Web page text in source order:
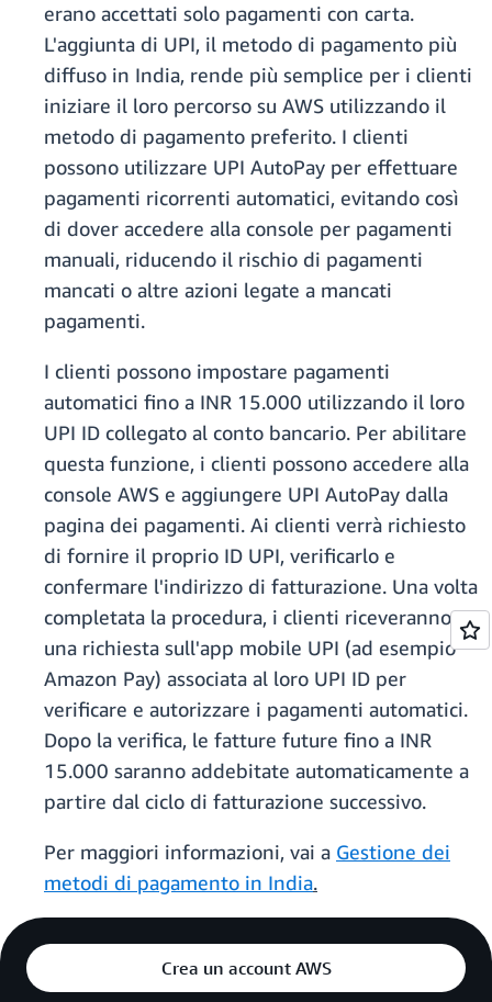
erano accettati solo pagamenti con carta.
L'aggiunta di UPI, il metodo di pagamento più
diffuso in India, rende più semplice per i clienti
iniziare il loro percorso su AWS utilizzando il
metodo di pagamento preferito. I clienti
possono utilizzare UPI AutoPay per effettuare
pagamenti ricorrenti automatici, evitando così
di dover accedere alla console per pagamenti
manuali, riducendo il rischio di pagamenti
mancati o altre azioni legate a mancati
pagamenti.
I clienti possono impostare pagamenti
automatici fino a INR 15.000 utilizzando il loro
UPI ID collegato al conto bancario. Per abilitare
questa funzione, i clienti possono accedere alla
console AWS e aggiungere UPI AutoPay dalla
pagina dei pagamenti. Ai clienti verrà richiesto
di fornire il proprio ID UPI, verificarlo e
confermare l'indirizzo di fatturazione. Una volta
completata la procedura, i clienti riceveranno
una richiesta sull'app mobile UPI (ad esempio
Amazon Pay) associata al loro UPI ID per
verificare e autorizzare i pagamenti automatici.
Dopo la verifica, le fatture future fino a INR
15.000 saranno addebitate automaticamente a
partire dal ciclo di fatturazione successivo.
Per maggiori informazioni, vai a Gestione dei
metodi di pagamento in India.
Crea un account AWS